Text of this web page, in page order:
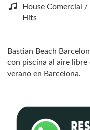
House Comercial
Hits
Bastian Beach
con piscina al aire libre
verano en Barcelona.